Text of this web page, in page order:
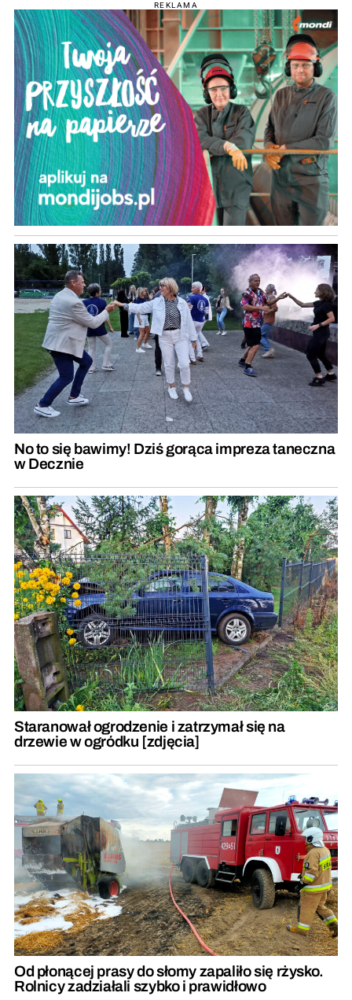
REKLAMA
No to się bawimy! Dziś gorąca impreza taneczna
w Decznie
Staranował ogrodzenie i zatrzymał się na
drzewie w ogródku [zdjęcia]
Od płonącej prasy do słomy zapaliło się rżysko.
Rolnicy zadziałali szybko i prawidłowo